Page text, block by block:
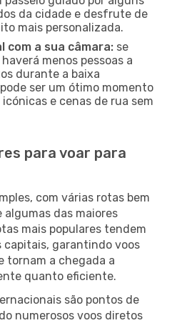
da cidade e desfrute de
mais personalizada.
com a sua câmara: se
menos pessoas a
durante a baixa
ser um ótimo momento
e cenas de rua sem
para voar para
com várias rotas bem
das maiores
mais populares tendem
capitais, garantindo voos
tornam a chegada a
quanto eficiente.
são pontos de
numerosos voos diretos